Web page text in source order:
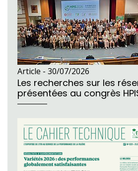
Article - 30/07/2026
Les recherches sur les
présentées au congrès